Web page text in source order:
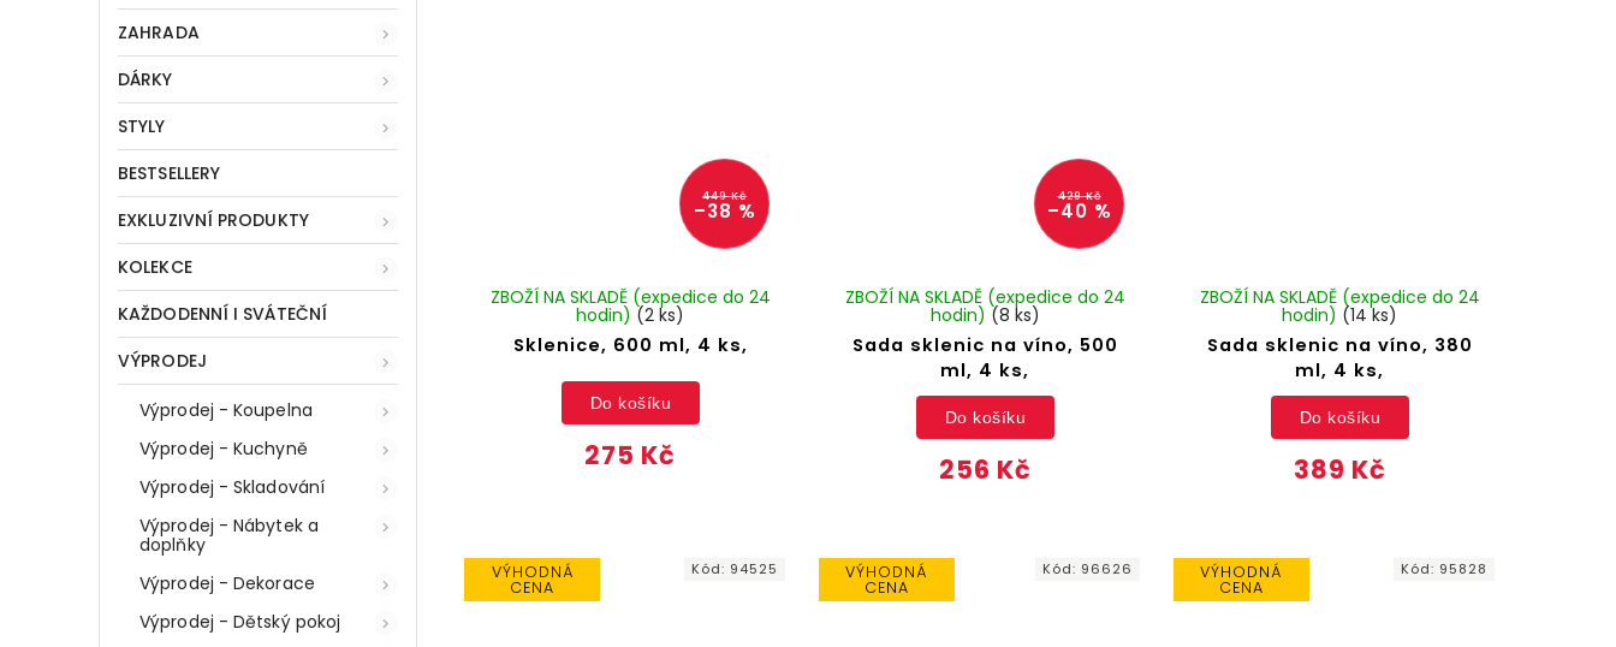
ZAHRADA
DÁRKY
STYLY
BESTSELLERY
EXKLUZIVNÍ PRODUKTY
KOLEKCE
KAŽDODENNÍ I SVÁTEČNÍ
VÝPRODEJ
Výprodej - Koupelna
Výprodej - Kuchyně
Výprodej - Skladování
Výprodej - Nábytek a
doplňky
Výprodej - Dekorace
Výprodej - Dětský pokoj
449 Kč
–38 %
Sklenice, 600 ml, 4 ks,
ZBOŽÍ NA SKLADĚ (expedice do 24
hodin) (2 ks)
275 Kč
Do košíku
429 Kč
–40 %
Sada sklenic na víno, 500
ml, 4 ks,
ZBOŽÍ NA SKLADĚ (expedice do 24
hodin) (8 ks)
256 Kč
Do košíku
Sada sklenic na víno, 380
ml, 4 ks,
ZBOŽÍ NA SKLADĚ (expedice do 24
hodin) (14 ks)
389 Kč
Do košíku
VÝHODNÁ
CENA
Kód: 94525 VÝHODNÁ
CENA
Kód: 96626 VÝHODNÁ
CENA
Kód: 95828